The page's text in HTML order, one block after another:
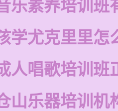
乐素养培训班
学尤克里里怎
人唱歌培训班
山乐器培训机